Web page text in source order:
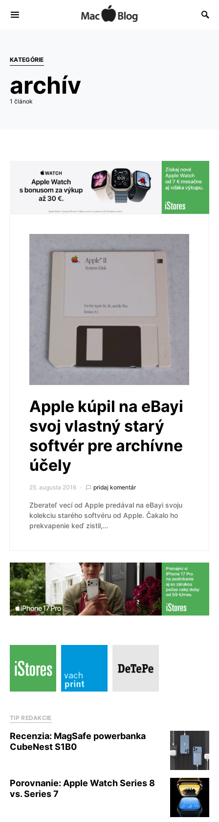
KATEGÓRIE
archív
1 článok
Apple kúpil na eBayi
svoj vlastný starý
softvér pre archívne
účely
25. augusta 2016 pridaj komentár
Zberateľ vecí od Apple predával na eBayi svoju
kolekciu starého softvéru od Apple. Čakalo ho
prekvapenie keď zistil,…
TIP REDAKCIE
Recenzia: MagSafe powerbanka
CubeNest S1B0
Porovnanie: Apple Watch Series 8
vs. Series 7